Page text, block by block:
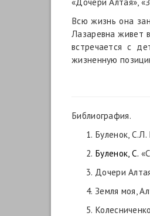
Всю жизнь она
Лазаревна живет
встречается с
жизненную
Библиография.
Буленок, С.Л.
Буленок, С.
Дочери
Земля моя,